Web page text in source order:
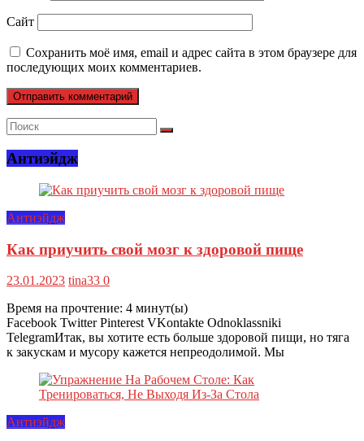
Сайт
Сохранить моё имя, email и адрес сайта в этом браузере для
последующих моих комментариев.
Антиэйдж
Антиэйдж
Как приучить свой мозг к здоровой пище
23.01.2023 tina33 0
Время на прочтение: 4 минут(ы)
Facebook Twitter Pinterest VKontakte Odnoklassniki
TelegramИтак, вы хотите есть больше здоровой пищи, но тяга
к закускам и мусору кажется непреодолимой. Мы
Антиэйдж